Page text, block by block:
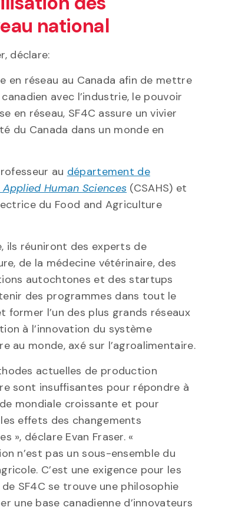
national
déclare:
en réseau au Canada afin de mettre
avec l’industrie, le pouvoir
en réseau, SF4C assure un vivier
du Canada dans un monde en
au département de
Human Sciences (CSAHS) et
du Food and Agriculture
ils réuniront des experts de
de la médecine vétérinaire, des
autochtones et des startups
des programmes dans tout le
former l’un des plus grands réseaux
à l’innovation du système
au monde, axé sur l’agroalimentaire.
actuelles de production
sont insuffisantes pour répondre à
mondiale croissante et pour
effets des changements
», déclare Evan Fraser. «
n’est pas un sous-ensemble du
C’est une exigence pour les
SF4C se trouve une philosophie
une base canadienne d’innovateurs